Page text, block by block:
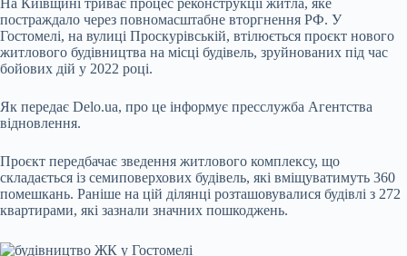
На Київщині триває процес реконструкції житла, яке
постраждало через повномасштабне вторгнення РФ. У
Гостомелі, на вулиці Проскурівській, втілюється проєкт нового
житлового будівництва на місці будівель, зруйнованих під час
бойових дій у 2022 році.
Як передає Delo.ua, про це інформує пресслужба Агентства
відновлення.
Проєкт передбачає зведення житлового комплексу, що
складається із семиповерхових будівель, які вміщуватимуть 360
помешкань. Раніше на цій ділянці розташовувалися будівлі з 272
квартирами, які зазнали значних пошкоджень.